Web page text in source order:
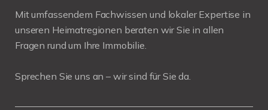
Mit umfassendem Fachwissen und lokaler Expertise in
unseren Heimatregionen beraten wir Sie in allen
Fragen rund um Ihre Immobilie.
Sprechen Sie uns an – wir sind für Sie da.